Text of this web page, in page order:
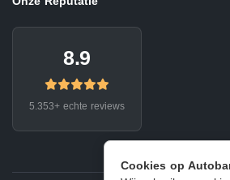
Cookies op
8.9
5.353+ echte reviews